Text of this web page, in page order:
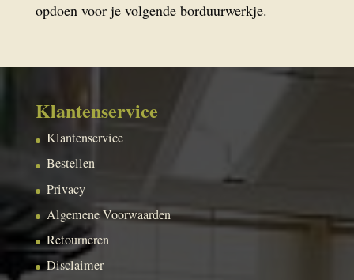
opdoen voor je volgende borduurwerkje.
Klantenservice
Klantenservice
Bestellen
Privacy
Algemene Voorwaarden
Retourneren
Disclaimer